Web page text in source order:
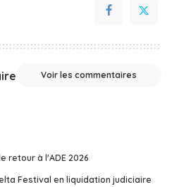
Voir les commentaires
retour à l'ADE 2026
Festival en liquidation judiciaire